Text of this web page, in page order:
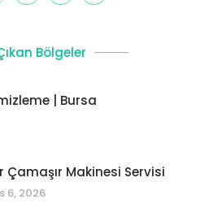
Bölgeler
| Bursa
Çamaşır Makinesi Servisi
6, 2026